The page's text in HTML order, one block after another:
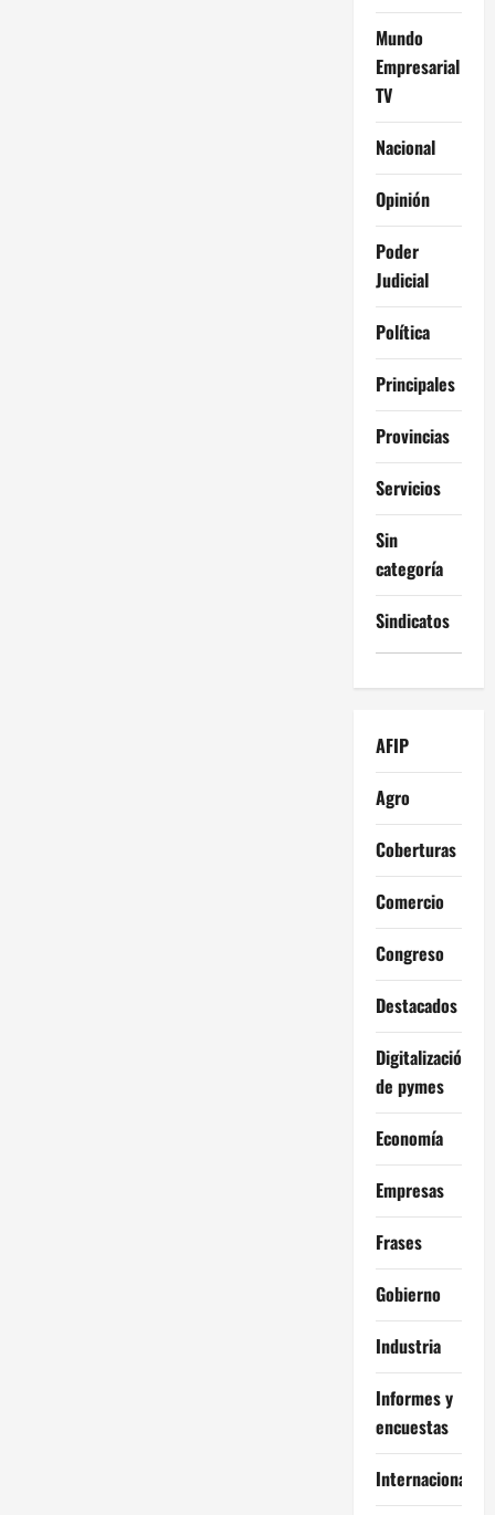
Mundo
Empresarial
TV
Nacional
Opinión
Poder
Judicial
Política
Principales
Provincias
Servicios
Sin
categoría
Sindicatos
AFIP
Agro
Coberturas
Comercio
Congreso
Destacados
Digitalización
de pymes
Economía
Empresas
Frases
Gobierno
Industria
Informes y
encuestas
Internacional